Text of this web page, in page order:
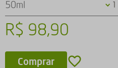
50ml
R$ 98,90
Comprar